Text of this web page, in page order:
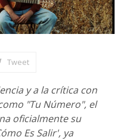
Tweet
y a la crítica con
"Tu Número", el
oficialmente su
Es Salir', ya